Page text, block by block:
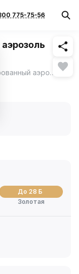
775-75-56Похожие
Быстрый старт Bi bi care - специализированный аэрозоль, который облегчает запуск двигателя в условиях низких температур, повышенной влажности и при заправке некачественным топливом. ещё
До 28 Б
Золотая